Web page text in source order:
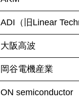
ADI（旧Linear
大阪高波
岡谷電機産業
ON semiconductor